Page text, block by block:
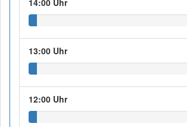
14:00 Uhr
13:00 Uhr
12:00 Uhr